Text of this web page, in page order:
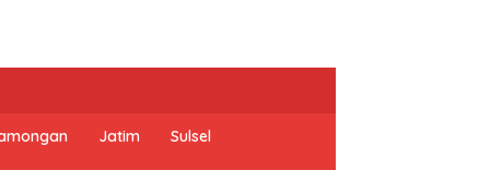
Jatim Sulsel